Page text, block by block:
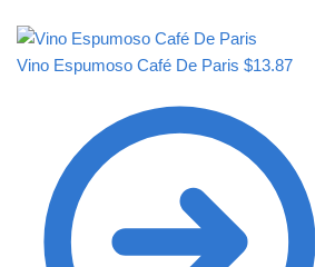
Vino Espumoso Café De Paris $13.87